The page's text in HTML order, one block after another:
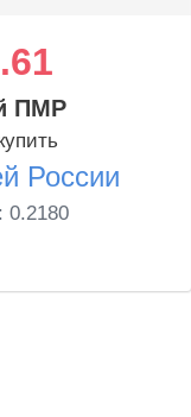
ПМР
России
0.2180